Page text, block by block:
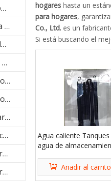
Calentador de agua solar tipo bobina de cobre precalentado (SPHE)
Colector solar de placa plana (SPFP)
Colector solar de tubo de calor (aluminio SPB)
Colector solar con heat pipe de sistema separado(acero inoxidable manifold SPA)
Calentador Solar Atmosférico (acero inoxidable compacto SPC)
Calentador Solar Atmosférico ( galvanizado compacto SPR)
Calentador Solar de Agua para Proyecto (SPCF)
Termotanque Solar de Almacenaje de agua
Colector solar de tubo de forma U (manifold SPU)
Sistema integrado de baja presión
hogares hasta un
para hogares,
Co., Ltd. es un
Si está buscando el
Agua caliente Tanques
agua de
Añadir al carrito